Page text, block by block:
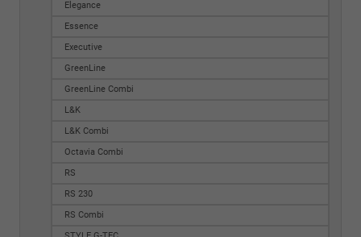
Elegance
Essence
Executive
GreenLine
GreenLine Combi
L&K
L&K Combi
Octavia Combi
RS
RS 230
RS Combi